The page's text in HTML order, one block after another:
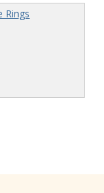
Rings